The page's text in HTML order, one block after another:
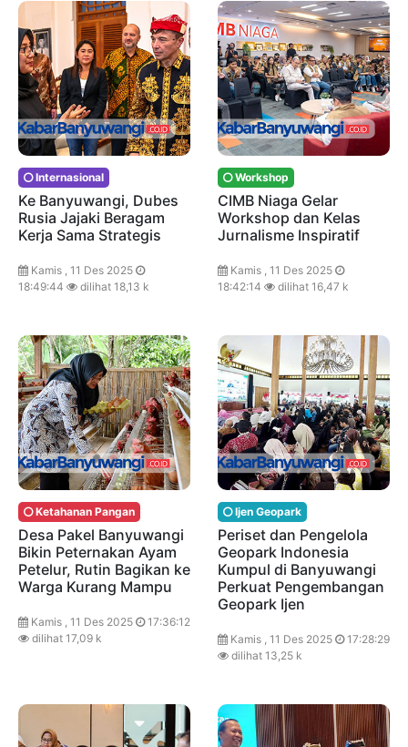
Internasional
Ke Banyuwangi, Dubes
Rusia Jajaki Beragam
Kerja Sama Strategis
Kamis , 11 Des 2025
18:49:44
dilihat 18,13 k
Workshop
CIMB Niaga Gelar
Workshop dan Kelas
Jurnalisme Inspiratif
Kamis , 11 Des 2025
18:42:14
dilihat 16,47 k
Ketahanan Pangan
Desa Pakel Banyuwangi
Bikin Peternakan Ayam
Petelur, Rutin Bagikan ke
Warga Kurang Mampu
Kamis , 11 Des 2025
17:36:12
dilihat 17,09 k
Ijen Geopark
Periset dan Pengelola
Geopark Indonesia
Kumpul di Banyuwangi
Perkuat Pengembangan
Geopark Ijen
Kamis , 11 Des 2025
17:28:29
dilihat 13,25 k